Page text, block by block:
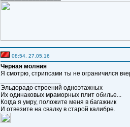
08:54, 27.05.16
Чёрная молния
Я смотрю, стрипсами ты не ограничился
Эльдорадо строений одноэтажных
Их одинаковых мраморных плит обилье...
Когда я умру, положите меня в багажник
И отвезите на свалку в старой калибре.